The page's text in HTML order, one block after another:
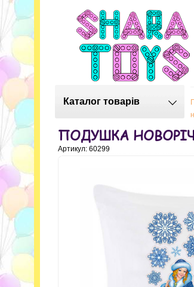
Каталог товарів
ПОДУШКА
Артикул: 60299